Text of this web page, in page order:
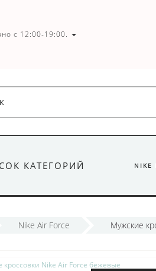
с 12:00-19:00.
КАТЕГОРИЙ
Nike Air Force Мужские